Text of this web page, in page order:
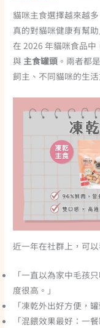
貓咪主食選擇越來越
真的對貓咪健康有幫助
在 2026 年貓咪食品
與主食罐頭 。兩者都
飼主、不同貓咪的生活
近一年在社群上，可
「一直以為家中毛孩
度很高。」
「凍乾外出好方便，
「混餵效果最好：一